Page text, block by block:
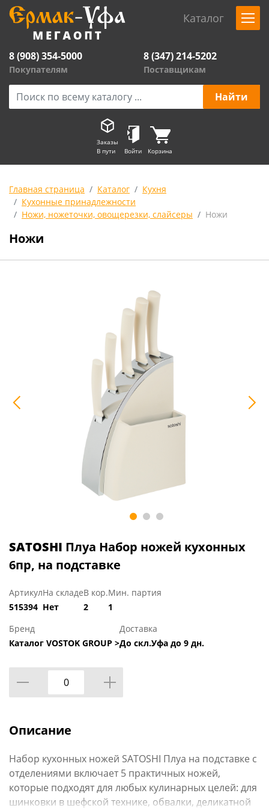
Каталог
8 (908) 354-5000
Покупателям
8 (347) 214-5202
Поставщикам
Заказы
В пути
Войти Корзина
Главная страница Каталог
Кухня
Кухонные принадлежности
Ножи, ножеточки, овощерезки, слайсеры
Ножи
Ножи
SATOSHI Плуа Набор ножей кухонных
6пр, на подставке
Артикул
515394
На складе
Нет
В кор.
2
Мин. партия
1
Бренд
Каталог VOSTOK GROUP >
Доставка
До скл.Уфа до 9 дн.
Описание
Набор кухонных ножей SATOSHI Плуа на подставке с
отделениями включает 5 практичных ножей,
которые подходят для любых кулинарных целей: для
шинковки в шефской технике, обвалки, деликатной